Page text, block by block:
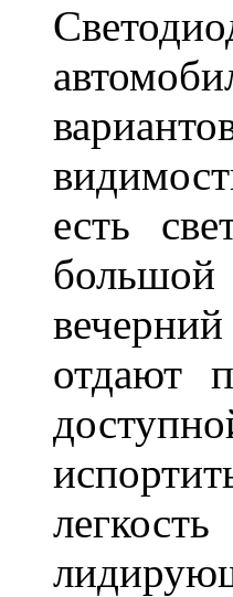
есть
большой
отдают